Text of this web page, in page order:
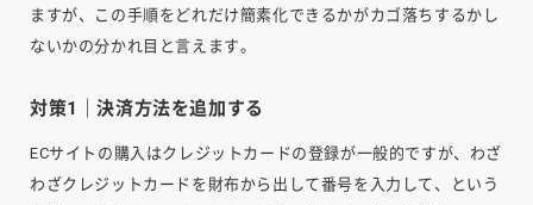
ますが、この手順をどれだけ簡素化できるかがカゴ落ちするかし
ないかの分かれ目と言えます。
対策1｜決済方法を追加する
ECサイトの購入はクレジットカードの登録が一般的ですが、わざ
わざクレジットカードを財布から出して番号を入力して、という